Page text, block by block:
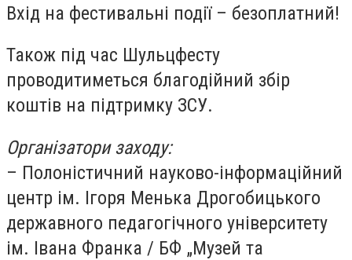
Вхід на фестивальні події – безоплатний!
Також під час Шульцфесту
проводитиметься благодійний збір
коштів на підтримку ЗСУ.
Організатори заходу:
– Полоністичний науково-інформаційний
центр ім. Ігоря Менька Дрогобицького
державного педагогічного університету
ім. Івана Франка / БФ „Музей та